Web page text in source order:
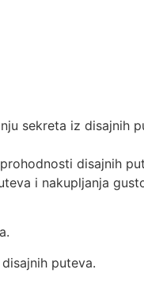
sekreta iz disajnih
disajnih
i nakupljanja
puteva.